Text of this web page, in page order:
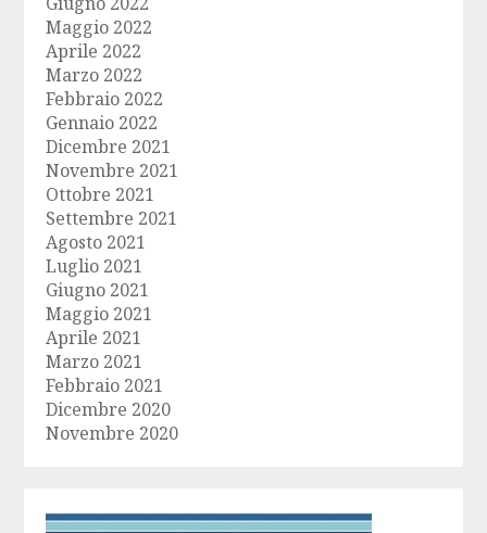
Maggio 2022
Aprile 2022
Marzo 2022
Febbraio 2022
Gennaio 2022
Dicembre 2021
Novembre 2021
Ottobre 2021
Settembre 2021
Agosto 2021
Luglio 2021
Giugno 2021
Maggio 2021
Aprile 2021
Marzo 2021
Febbraio 2021
Dicembre 2020
Novembre 2020